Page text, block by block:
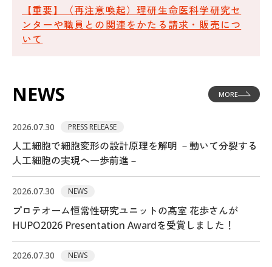
お問合せ
サイトポリシー
生命医科学研究センター
〒230-0045 神奈川県横浜市鶴見区末広町1丁目7番22号
理化学研究所（本所）
理化学研究所 横浜事業所
【重要】（再注意喚起）理研生命医科学研究セ
ンターや職員との関連をかたる請求・販売につ
いて
NEWS MORE
2026.07.30 PRESS RELEASE
人工細胞で細胞変形の設計原理を解明 －動いて分裂する
人工細胞の実現へ一歩前進－
2026.07.30 NEWS
プロテオーム恒常性研究ユニットの髙室 花歩さんが
HUPO2026 Presentation Awardを受賞しました！
2026.07.30 NEWS